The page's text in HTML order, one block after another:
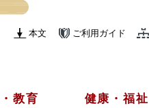
本文 ご利用ガイド
教育 健康・福祉